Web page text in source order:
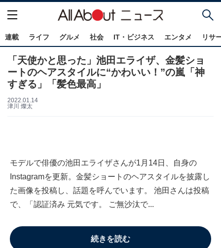
連載 ライフ グルメ 社会 IT・ビジネス エンタメ リサ
「天使かと思った」池田エライザ、金髪ショ
ートのヘアスタイルに“かわいい！”の嵐「神
すぎる」「髪色最高」
2022.01.14
津川 燦太
モデルで俳優の池田エライザさんが1月14日、自身の
Instagramを更新。金髪ショートのヘアスタイルを披露し
た画像を投稿し、話題を呼んでいます。 池田さんは投稿
で、「認証済み 元気です。 ご無沙汰で...
続きを読む